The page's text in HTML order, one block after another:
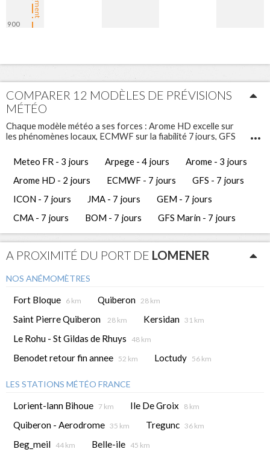
900
COMPARER 12 MODÈLES DE PRÉVISIONS
MÉTÉO
Chaque modèle météo a ses forces : Arome HD excelle sur
les phénomènes locaux, ECMWF sur la fiabilité 7 jours, GFS
meilleures décisions de navigation.
Infosvent vous propose 12 modèles météo différents pour
Lomener. Ces prévisions météo gratuites vous permettent
d'avoir une vue complète et de comparer les tendances
météorologiques des jours à venir.
Meteo FR - 3 jours Arpege - 4 jours
Arome - 3 jours
Arome HD - 2 jours
ECMWF - 7 jours
GFS - 7 jours
ICON - 7 jours
JMA - 7 jours
GEM - 7 jours
CMA - 7 jours
BOM - 7 jours GFS Marin - 7 jours
A PROXIMITÉ DU PORT DE LOMENER
NOS ANÉMOMÈTRES
Fort Bloque 6 km Quiberon 28 km
Saint Pierre Quiberon 28 km Kersidan 31 km
Le Rohu - St Gildas de Rhuys 48 km
Benodet retour fin annee 52 km Loctudy 56 km
LES STATIONS MÉTÉO FRANCE
Lorient-lann Bihoue 7 km Ile De Groix 8 km
Quiberon - Aerodrome 35 km Tregunc 36 km
Beg_meil 44 km Belle-ile 45 km